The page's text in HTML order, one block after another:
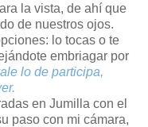
la vista, de ahí que
de nuestros ojos.
lo tocas o te
embriagar por
lo de participa,
en Jumilla con el
paso con mi cámara,